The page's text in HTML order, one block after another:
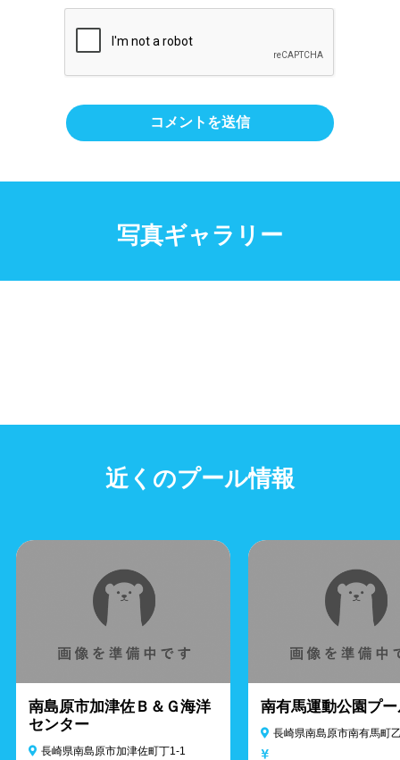
写真ギャラリー
近くのプール情報
南島原市加津佐Ｂ＆Ｇ海洋
センター
長崎県南島原市加津佐町丁1-1
南有馬運動公園プ
長崎県南島原市南有馬町